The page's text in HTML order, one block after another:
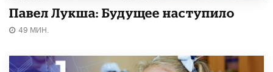
Павел Лукша: Будущее наступило
49 МИН.